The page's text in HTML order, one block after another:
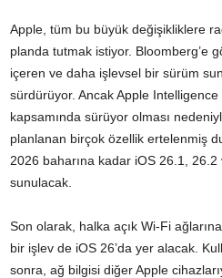
Apple, tüm bu büyük değişikliklere
planda tutmak istiyor. Bloomberg’e
içeren ve daha işlevsel bir sürüm
sürdürüyor. Ancak Apple
kapsamında sürüyor olması
planlanan birçok özellik ertelenmiş
2026 baharına kadar iOS 26.1,
sunulacak.
Son olarak, halka açık Wi-Fi
bir işlev de iOS 26’da yer alacak.
sonra, ağ bilgisi diğer Apple